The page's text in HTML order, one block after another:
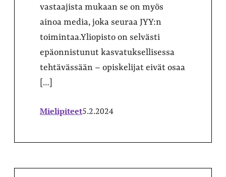
vastaajista mukaan se on myös
ainoa media, joka seuraa JYY:n
toimintaa.Yliopisto on selvästi
epäonnistunut kasvatuksellisessa
tehtävässään – opiskelijat eivät osaa
[…]
Mielipiteet5.2.2024